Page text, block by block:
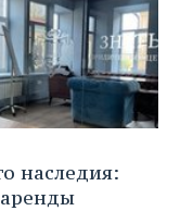
наследия: